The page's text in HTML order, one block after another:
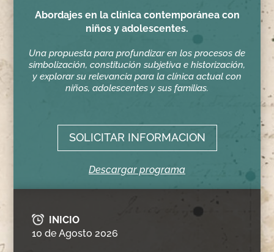
Abordajes en la clínica contemporánea con
niños y adolescentes.
Una propuesta para profundizar en los procesos de
simbolización, constitución subjetiva e historización,
y explorar su relevancia para la clínica actual con
niños, adolescentes y sus familias.
SOLICITAR INFORMACION
Descargar programa
INICIO
10 de Agosto 2026